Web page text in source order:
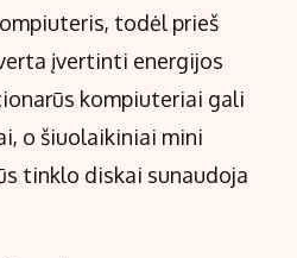
todėl prieš
įvertinti energijos
kompiuteriai gali
o šiuolaikiniai mini
tinklo diskai sunaudoja